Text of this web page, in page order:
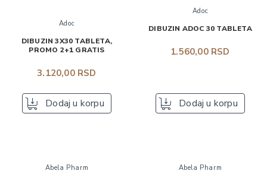
Adoc
DIBUZIN 3X30 TABLETA,
PROMO 2+1 GRATIS
3.120,00 RSD
Dodaj u korpu
Adoc
DIBUZIN ADOC 30 TABLETA
1.560,00 RSD
Dodaj u korpu
Abela Pharm Abela Pharm